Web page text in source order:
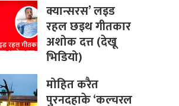
क्यान्सरस’ लइड
रहल छइथ गीतकार
अशोक दत्त (देखू
भिडियो)
मोहित करैत
पुरनदहाके ‘कल्चरल